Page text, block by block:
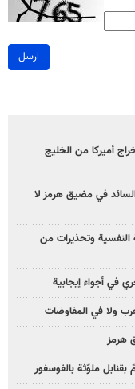
ارسل
أميركا من الخليج
في مضيق هرمز لا
النفسية وتحذيرات من
في أجواء إيجابية
ولا في المفاوضات
هرمز
ملوّثة بالفوسفور